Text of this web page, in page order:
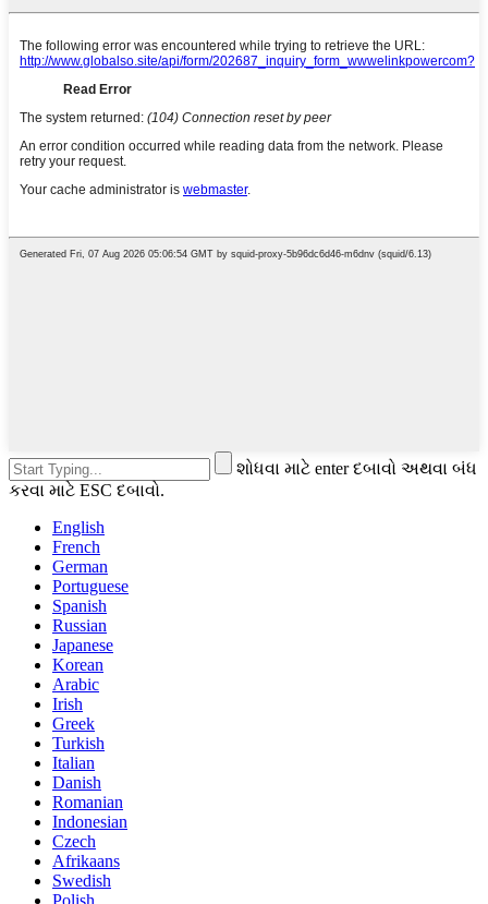
શોધવા માટે enter દબાવો અથવા બંધ
કરવા માટે ESC દબાવો.
English
French
German
Portuguese
Spanish
Russian
Japanese
Korean
Arabic
Irish
Greek
Turkish
Italian
Danish
Romanian
Indonesian
Czech
Afrikaans
Swedish
Polish